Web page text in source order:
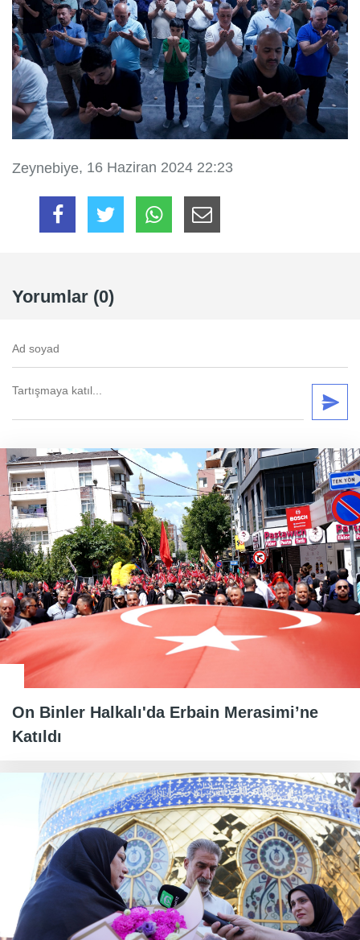
Zeynebiye, 16 Haziran 2024 22:23
Yorumlar (0)
On Binler Halkalı'da Erbain Merasimi’ne
Katıldı